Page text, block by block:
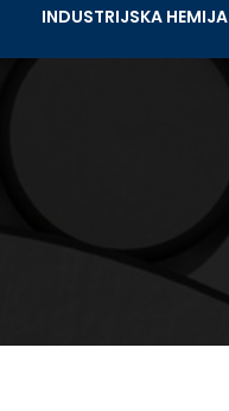
INDUSTRIJSKA HEMIJA